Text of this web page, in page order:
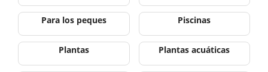
Para los peques Piscinas
Plantas Plantas acuáticas